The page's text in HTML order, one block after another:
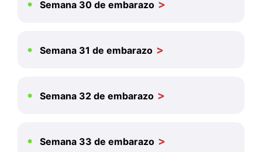
Semana 30 de embarazo
Semana 31 de embarazo
Semana 32 de embarazo
Semana 33 de embarazo